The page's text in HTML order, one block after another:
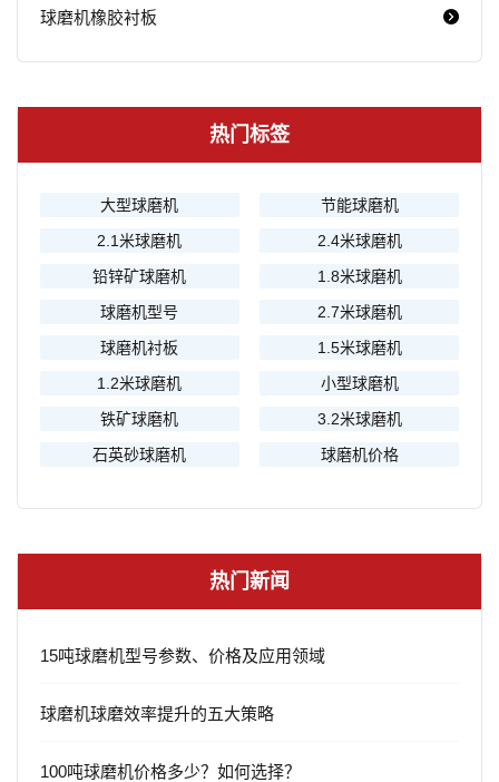
球磨机橡胶衬板
热门标签
大型球磨机
节能球磨机
2.1米球磨机
2.4米球磨机
铅锌矿球磨机
1.8米球磨机
球磨机型号
2.7米球磨机
球磨机衬板
1.5米球磨机
1.2米球磨机
小型球磨机
铁矿球磨机
3.2米球磨机
石英砂球磨机
球磨机价格
热门新闻
15吨球磨机型号参数、价格及应用领域
球磨机球磨效率提升的五大策略
100吨球磨机价格多少？如何选择？